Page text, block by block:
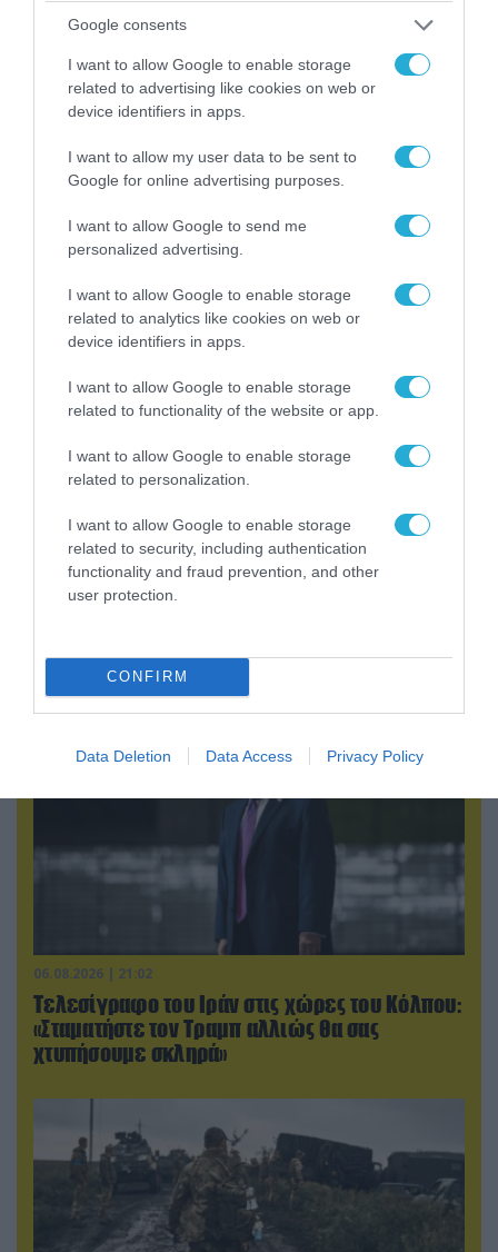
Google consents
I want to allow Google to enable storage
related to advertising like cookies on web or
device identifiers in apps.
I want to allow my user data to be sent to
Google for online advertising purposes.
I want to allow Google to send me
personalized advertising.
I want to allow Google to enable storage
related to analytics like cookies on web or
device identifiers in apps.
I want to allow Google to enable storage
related to functionality of the website or app.
I want to allow Google to enable storage
related to personalization.
I want to allow Google to enable storage
related to security, including authentication
functionality and fraud prevention, and other
user protection.
CONFIRM
Data Deletion Data Access Privacy Policy
Ελέγχεται αμοντάριστο βίντεο της σύγκρουσης
των ελικοπτέρων στην Ψάθα – Σενάριο για
07.08.2026 | 00:02
ελληνικά μαχητικά στο Αιγαίο
06.08.2026 | 21:02
Τελεσίγραφο του Ιράν στις χώρες του Κόλπου:
«Σταματήστε τον Τραμπ αλλιώς θα σας
χτυπήσουμε σκληρά»